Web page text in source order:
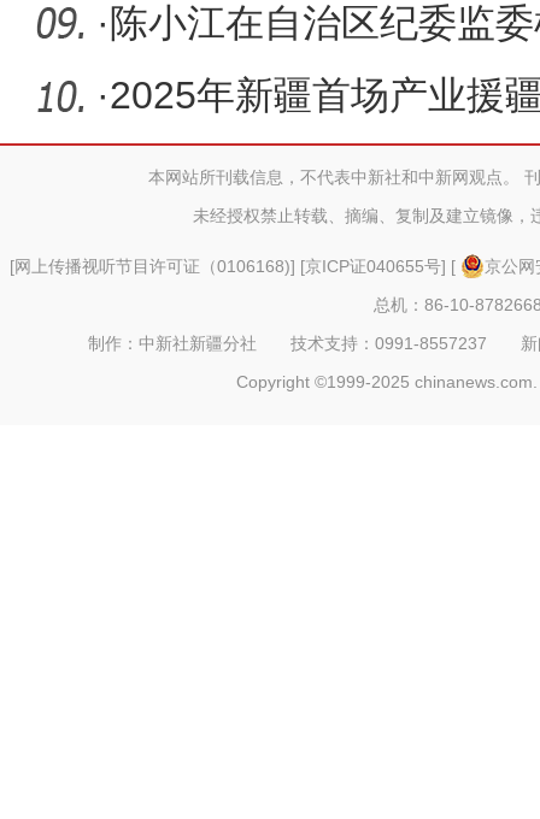
马”
· 陈小江在自治区纪委监
·2025年新疆首场产业援
735亿元
本网站所刊载信息，不代表中新社和中新网观点。
未经授权禁止转载、摘编、复制及建立镜像，
[网上传播视听节目许可证（0106168)] [京ICP证040655号] [
京公
总机：86-10-
制作：中新社新疆分社 技术支持：0991-8557237
Copyright ©1999-2025